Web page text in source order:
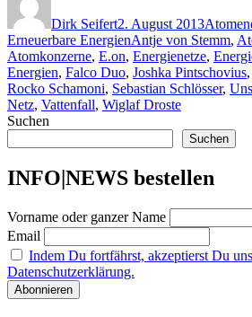
Dirk Seifert2. August 2013
Erneuerbare EnergienSchlagwörter
Antje von Stemm,
Atomkonzerne, E.on, Energienetze,
Energien, Falco Duo, Joshka Pintschovius,
Rocko Schamoni, Sebastian Schlösser,
Netz, Vattenfall, Wiglaf Droste
Suchen
Suchen
INFO|NEWS bestellen
Vorname oder ganzer Name
Email
Indem Du fortfährst, akzeptierst Du
Datenschutzerklärung.